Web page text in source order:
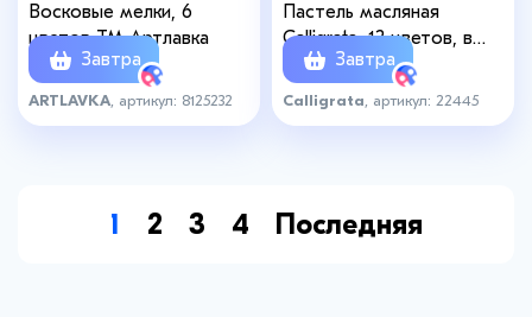
Восковые мелки, 6
цветов ТМ Артлавка
Завтра
ARTLAVKA , артикул: 8125232
Пастель масляная
Calligrata, 12 цветов, в
картонной коробке с
европодвесом
Завтра
Calligrata , артикул: 22445
1 2 3 4 Последняя